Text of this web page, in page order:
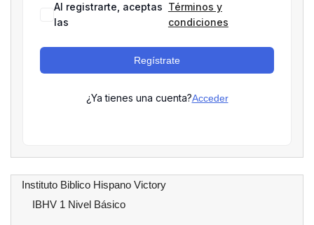
Al registrarte, aceptas
las
Términos y
condiciones
Regístrate
¿Ya tienes una cuenta?Acceder
Instituto Biblico Hispano Victory
IBHV 1 Nivel Básico